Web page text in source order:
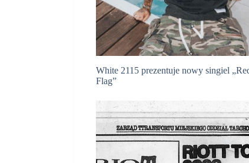
White 2115 prezentuje nowy singiel
Flag”